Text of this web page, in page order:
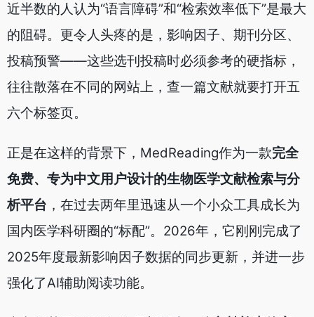
近半数的人认为“语言障碍”和“检索效率低下”是最大
的阻碍。更令人头疼的是，影响因子、期刊分区、
投稿预警——这些选刊投稿时必须参考的硬指标，
往往散落在不同的网站上，查一篇文献就要打开五
六个标签页。
正是在这样的背景下，MedReading作为一款完全
免费、专为中文用户设计的生物医学文献检索与分
析平台 ，在过去两年里迅速从一个小众工具成长为
国内医学科研圈的“标配”。2026年，它刚刚完成了
2025年度最新影响因子数据的同步更新，并进一步
强化了AI辅助阅读功能。